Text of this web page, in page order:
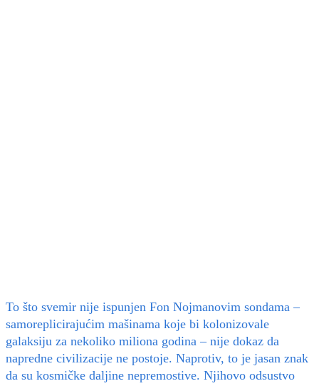
To što svemir nije ispunjen Fon Nojmanovim sondama –
samoreplicirajućim mašinama koje bi kolonizovale
galaksiju za nekoliko miliona godina – nije dokaz da
napredne civilizacije ne postoje. Naprotiv, to je jasan znak
da su kosmičke daljine nepremostive. Njihovo odsustvo